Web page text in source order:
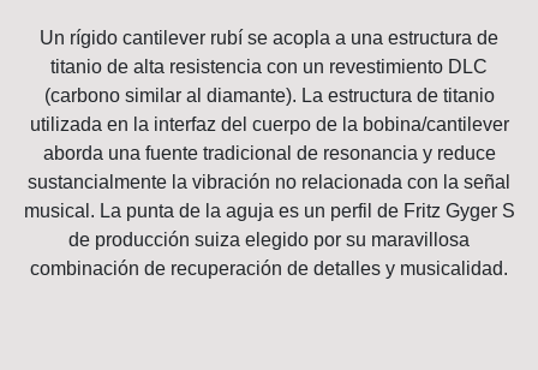
Un rígido cantilever rubí se acopla a una estructura de
titanio de alta resistencia con un revestimiento DLC
(carbono similar al diamante). La estructura de titanio
utilizada en la interfaz del cuerpo de la bobina/cantilever
aborda una fuente tradicional de resonancia y reduce
sustancialmente la vibración no relacionada con la señal
musical. La punta de la aguja es un perfil de Fritz Gyger S
de producción suiza elegido por su maravillosa
combinación de recuperación de detalles y musicalidad.